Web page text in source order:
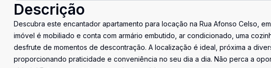
Descrição
Descubra este encantador apartamento para locação na Rua Afonso Celso,
imóvel é mobiliado e conta com armário embutido, ar condicionado, uma
desfrute de momentos de descontração. A localização é ideal, próxima a
proporcionando praticidade e conveniência no seu dia a dia. Não perca a